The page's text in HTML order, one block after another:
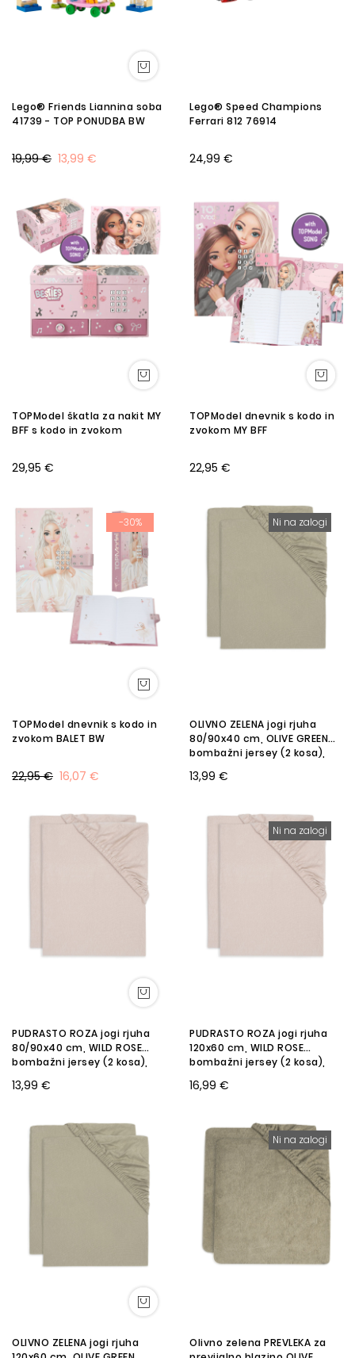
Lego® Friends Liannina soba
41739 - TOP PONUDBA BW
13,99 €
19,99 €
Lego® Speed Champions
Ferrari 812 76914
24,99 €
TOPModel škatla za nakit MY
BFF s kodo in zvokom
29,95 €
TOPModel dnevnik s kodo in
zvokom MY BFF
22,95 €
-30%
TOPModel dnevnik s kodo in
zvokom BALET BW
16,07 €
22,95 €
Ni na zalogi
OLIVNO ZELENA jogi rjuha
80/90x40 cm, OLIVE GREEN
bombažni jersey (2 kosa),
13,99 €
PUDRASTO ROZA jogi rjuha
80/90x40 cm, WILD ROSE
bombažni jersey (2 kosa),
13,99 €
Ni na zalogi
PUDRASTO ROZA jogi rjuha
120x60 cm, WILD ROSE
bombažni jersey (2 kosa),
16,99 €
OLIVNO ZELENA jogi rjuha
Ni na zalogi
Olivno zelena PREVLEKA za